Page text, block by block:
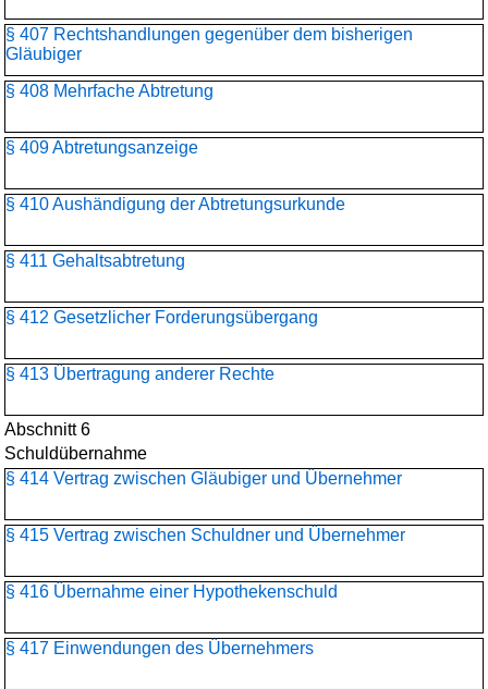
§ 407 Rechtshandlungen gegenüber dem bisherigen
Gläubiger
§ 408 Mehrfache Abtretung
§ 409 Abtretungsanzeige
§ 410 Aushändigung der Abtretungsurkunde
§ 411 Gehaltsabtretung
§ 412 Gesetzlicher Forderungsübergang
§ 413 Übertragung anderer Rechte
Abschnitt 6
Schuldübernahme
§ 414 Vertrag zwischen Gläubiger und Übernehmer
§ 415 Vertrag zwischen Schuldner und Übernehmer
§ 416 Übernahme einer Hypothekenschuld
§ 417 Einwendungen des Übernehmers